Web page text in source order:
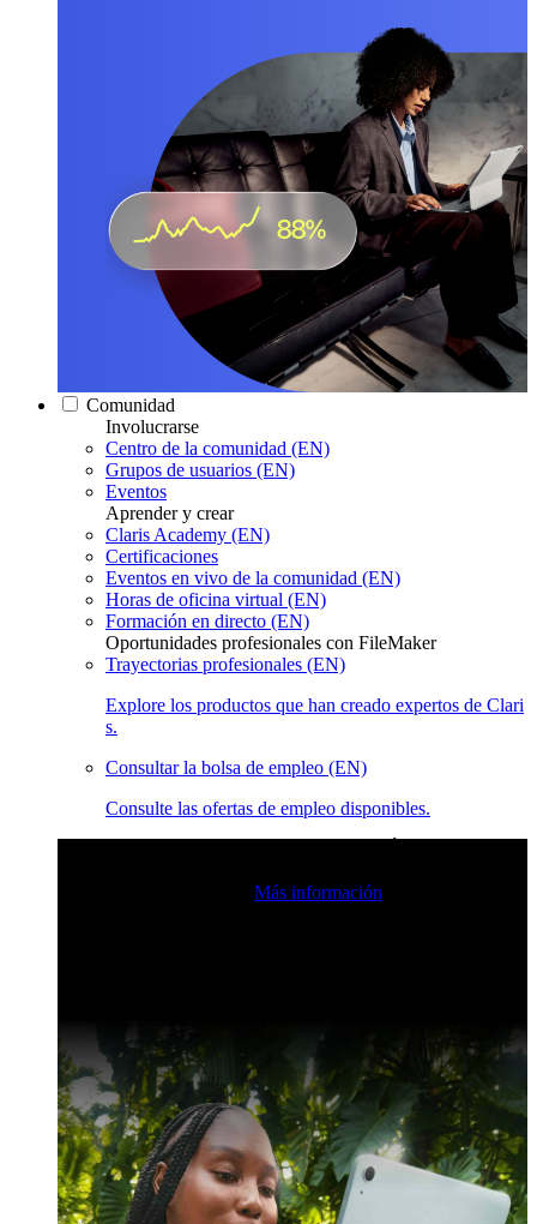
Comunidad
Involucrarse
Centro de la comunidad (EN)
Grupos de usuarios (EN)
Eventos
Aprender y crear
Claris Academy (EN)
Certificaciones
Eventos en vivo de la comunidad (EN)
Horas de oficina virtual (EN)
Formación en directo (EN)
Oportunidades profesionales con FileMaker
Trayectorias profesionales (EN)
Explore los productos que han creado expertos de Clari
s.
Consultar la bolsa de empleo (EN)
Consulte las ofertas de empleo disponibles.
Más información